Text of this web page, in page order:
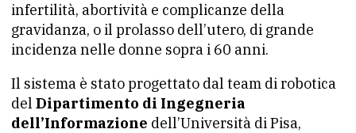
infertilità, abortività e complicanze della
gravidanza, o il prolasso dell’utero, di grande
incidenza nelle donne sopra i 60 anni.
Il sistema è stato progettato dal team di robotica
del Dipartimento di Ingegneria
dell’Informazione dell’Università di Pisa,